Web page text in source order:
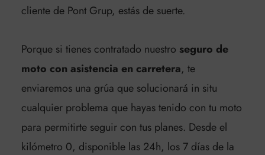
cliente de Pont Grup, estás de suerte.
Porque si tienes contratado nuestro seguro de
moto con asistencia en carretera, te
enviaremos una grúa que solucionará in situ
cualquier problema que hayas tenido con tu moto
para permitirte seguir con tus planes. Desde el
kilómetro 0, disponible las 24h, los 7 días de la